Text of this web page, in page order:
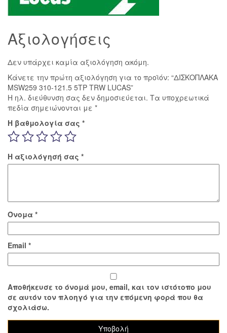
Αξιολογήσεις
Δεν υπάρχει καμία αξιολόγηση ακόμη.
Κάνετε την πρώτη αξιολόγηση για το προϊόν: “ΔΙΣΚΟΠΛΑΚΑ
MSW259 310-121.5 5ΤΡ TRW LUCAS”
Η ηλ. διεύθυνση σας δεν δημοσιεύεται. Τα υποχρεωτικά
πεδία σημειώνονται με *
Η βαθμολογία σας *
Η αξιολόγησή σας *
Όνομα *
Email *
Αποθήκευσε το όνομά μου, email, και τον ιστότοπο μου
σε αυτόν τον πλοηγό για την επόμενη φορά που θα
σχολιάσω.